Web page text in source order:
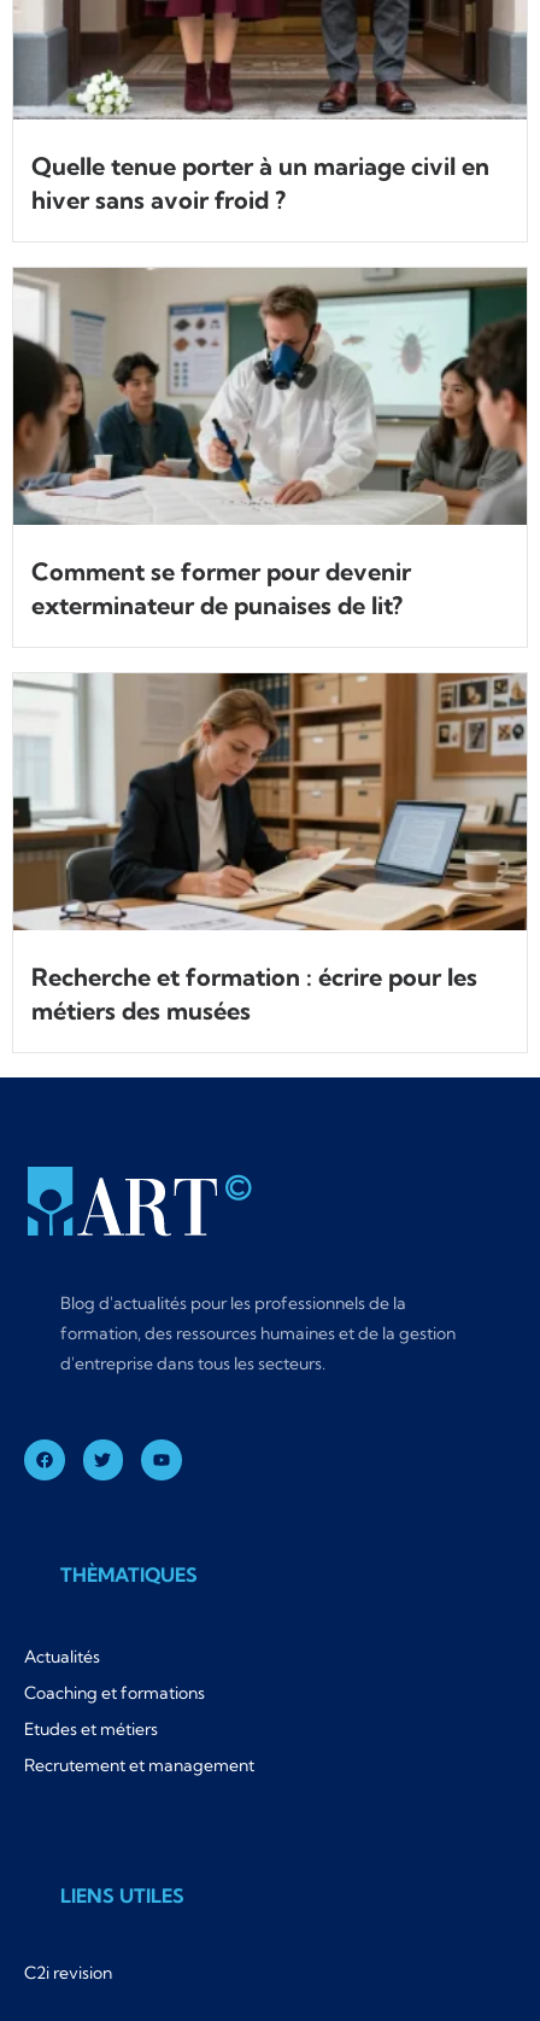
Quelle tenue porter à un mariage civil en
hiver sans avoir froid ?
Comment se former pour devenir
exterminateur de punaises de lit?
Recherche et formation : écrire pour les
métiers des musées
Blog d'actualités pour les professionnels de la
formation, des ressources humaines et de la gestion
d'entreprise dans tous les secteurs.
THÈMATIQUES
Actualités
Coaching et formations
Etudes et métiers
Recrutement et management
LIENS UTILES
C2i revision